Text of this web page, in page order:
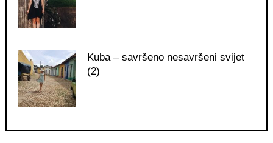
Kuba – savršeno nesavršeni svijet
(2)